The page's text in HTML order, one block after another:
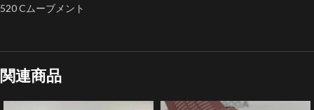
520 Cムーブメント
関連商品